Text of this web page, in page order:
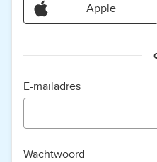
Apple
E-mailadres
Wachtwoord